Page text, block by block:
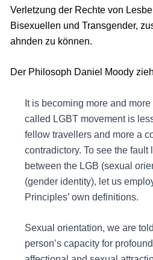
Verletzung der Rechte von
Bisexuellen und Transgender,
ahnden zu können.
Der Philosoph Daniel Moody
It is becoming more and
called LGBT movement is
fellow travellers and more a
contradictory. To see the fault
between the LGB (sexual
(gender identity), let us
Principles’ own definitions.
Sexual orientation, we are
person’s capacity for